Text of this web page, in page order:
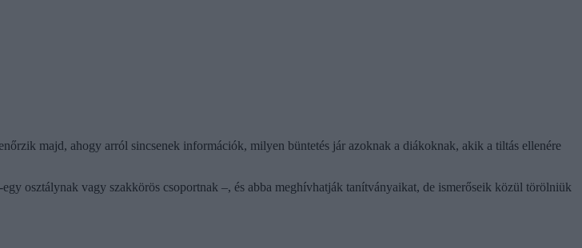
majd, ahogy arról sincsenek információk, milyen büntetés jár azoknak a diákoknak, akik a tiltás ellenére
osztálynak vagy szakkörös csoportnak –, és abba meghívhatják tanítványaikat, de ismerőseik közül törölniük